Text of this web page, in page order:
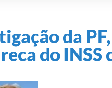
da
do INSS